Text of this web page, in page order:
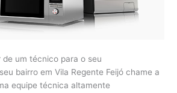
de um técnico para o seu
bairro em Vila Regente Feijó chame a
equipe técnica altamente